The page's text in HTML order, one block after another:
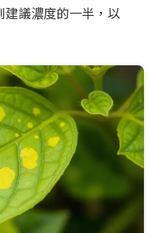
議濃度的一半，以